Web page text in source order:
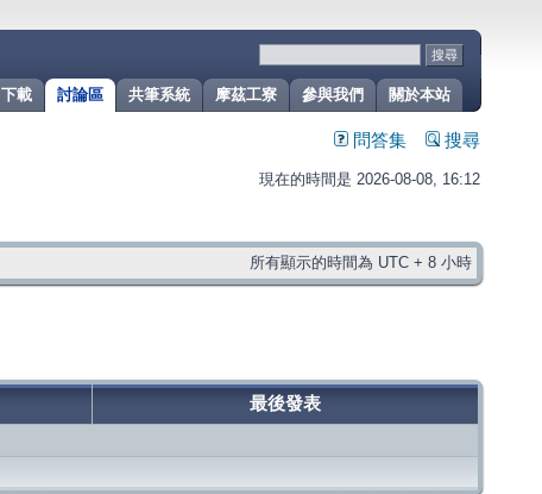
關於本站
參與我們
摩茲工寮
共筆系統
討論區
下載
問答集 搜尋
現在的時間是 2026-08-08, 16:12
所有顯示的時間為 UTC + 8 小時
最後發表